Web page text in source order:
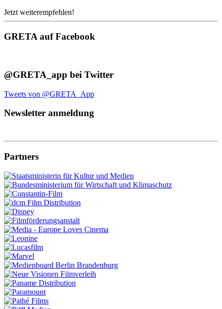
Jetzt weiterempfehlen!
GRETA auf Facebook
@GRETA_app bei Twitter
Tweets von @GRETA_App
Newsletter anmeldung
Partners